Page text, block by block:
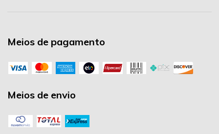
Meios de pagamento
Meios de envio